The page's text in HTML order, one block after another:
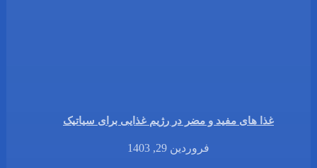
غذا های مفید و مضر در رژیم غذایی برای سیاتیک
فروردین 29, 1403